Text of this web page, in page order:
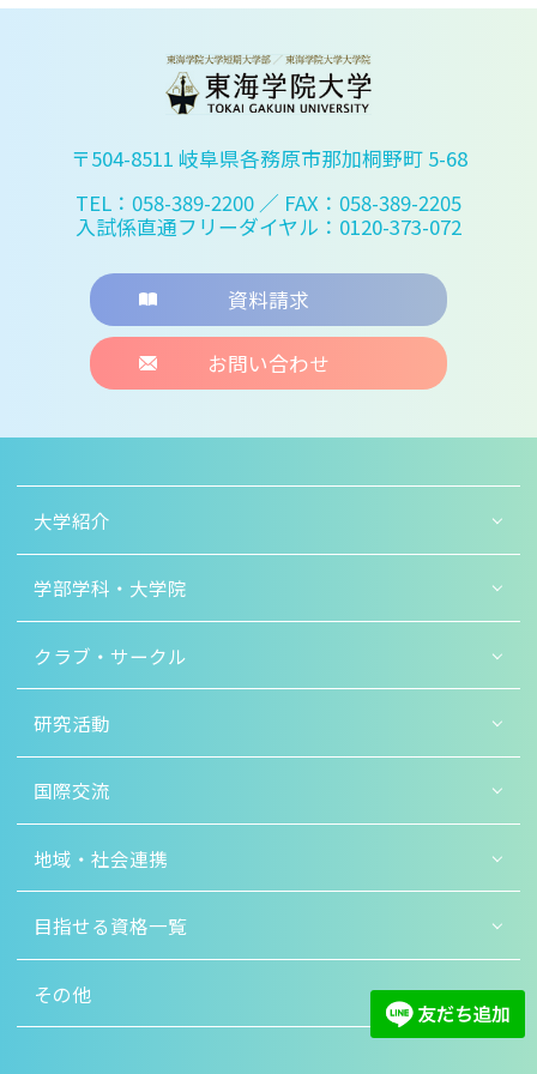
〒504-8511 岐阜県各務原市那加桐野町 5-68
TEL：058-389-2200 ／ FAX：058-389-2205
入試係直通フリーダイヤル：0120-373-072
資料請求
お問い合わせ
大学紹介
学部学科・大学院
クラブ・サークル
研究活動
国際交流
地域・社会連携
目指せる資格一覧
その他